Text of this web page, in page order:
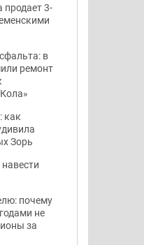
3-
в
ремонт
как
Зорь
почему
не
за